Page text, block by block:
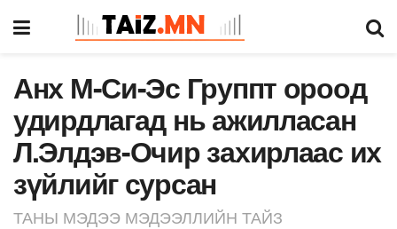
Анх М-Си-Эс Группт ороод
удирдлагад нь ажилласан
Л.Элдэв-Очир захирлаас их
зүйлийг сурсан
ТАНЫ МЭДЭЭ МЭДЭЭЛЛИЙН ТАЙЗ